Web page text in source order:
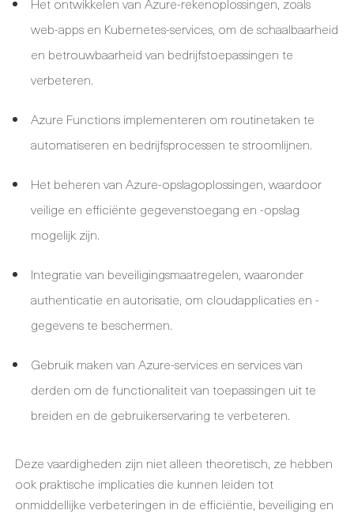
web-apps en Kubernetes-services, om de schaalbaarheid
en betrouwbaarheid van bedrijfstoepassingen te
verbeteren.
Azure Functions implementeren om routinetaken te
automatiseren en bedrijfsprocessen te stroomlijnen.
Het beheren van Azure-opslagoplossingen, waardoor
veilige en efficiënte gegevenstoegang en -opslag
mogelijk zijn.
Integratie van beveiligingsmaatregelen, waaronder
authenticatie en autorisatie, om cloudapplicaties en -
gegevens te beschermen.
Gebruik maken van Azure-services en services van
derden om de functionaliteit van toepassingen uit te
breiden en de gebruikerservaring te verbeteren.
Deze vaardigheden zijn niet alleen theoretisch, ze hebben
ook praktische implicaties die kunnen leiden tot
onmiddellijke verbeteringen in de efficiëntie, beveiliging en